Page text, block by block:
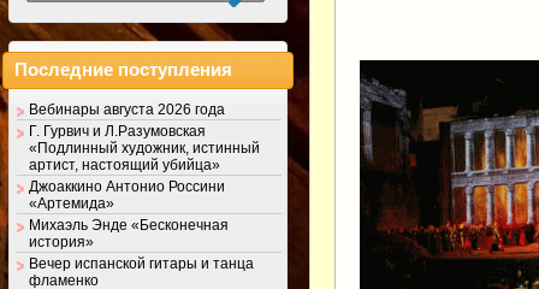
Последние поступления
Вебинары августа 2026 года
Г. Гурвич и Л.Разумовская
«Подлинный художник, истинный
артист, настоящий убийца»
Джоаккино Антонио Россини
«Артемида»
Михаэль Энде «Бесконечная
история»
Вечер испанской гитары и танца
фламенко